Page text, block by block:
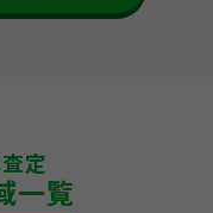
定
一覧